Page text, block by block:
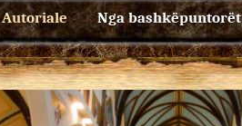
Autoriale Nga bashkëpuntorët